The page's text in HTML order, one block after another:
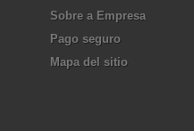
Sobre a Empresa
Pago seguro
Mapa del sitio